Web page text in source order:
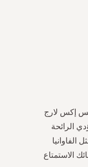
إكس لارج
الرائحة
الفاوانيا
الاستمتاع